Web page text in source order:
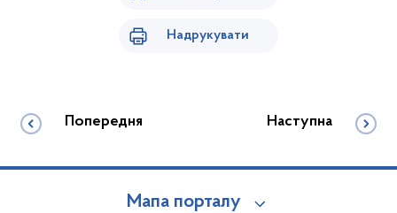
Надрукувати
Попередня Наступна
Мапа порталу